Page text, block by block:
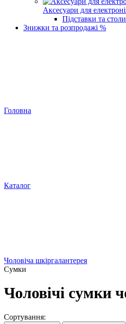
Аксесуари для
Підставки та
Знижки та розпродажі %
Головна
Каталог
Чоловіча шкіргалантерея
Сумки
Чоловічі сумки
Сортування: